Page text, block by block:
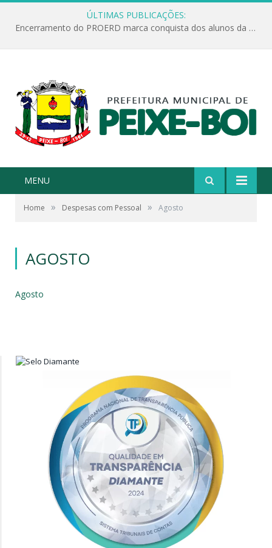
ÚLTIMAS PUBLICAÇÕES:
Encerramento do PROERD marca conquista dos alunos da Escola Jonathas Pontes Athias
MENU
Home » Despesas com Pessoal » Agosto
AGOSTO
Agosto